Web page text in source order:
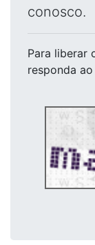
conosco.
Para liberar
responda